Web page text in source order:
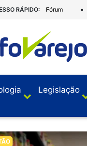
RÁPIDO: Fórum
Legislação